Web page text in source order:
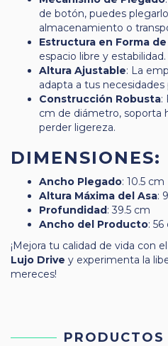
de botón, puedes
almacenamiento o
Estructura en Forma de
espacio libre y estabilidad.
Altura Ajustable: La
adapta a tus
Construcción Robusta:
cm de diámetro, soporta
perder ligereza.
DIMENSIONES:
Ancho Plegado: 10.5 cm
Altura Máxima del Asa:
Profundidad: 39.5 cm
Ancho del Producto:
¡Mejora tu calidad de vida con el
Lujo Drive y experimenta la
mereces!